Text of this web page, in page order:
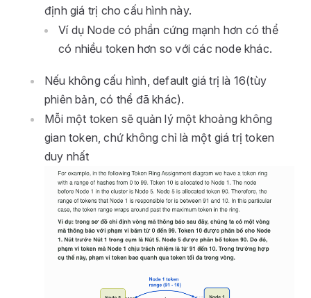
định giá trị cho cấu hình này.
Ví dụ Node có phần cứng mạnh hơn có thể
có nhiều token hơn so với các node khác.
Nếu không cấu hình, default giá trị là 16(tùy
phiên bản, có thể đã khác).
Mỗi một token sẽ quản lý một khoảng không
gian token, chứ không chỉ là một giá trị token
duy nhất